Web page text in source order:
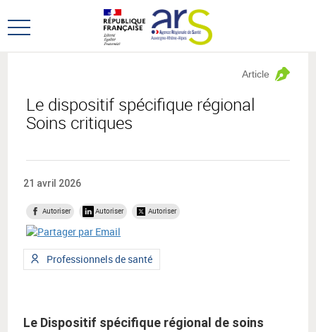
au
menu
au
contenu
Ouvrir
Le dispositif spécifique régional
Soins critiques
Article
21 avril 2026
Autoriser Autoriser Autoriser
Type
de
Professionnels de santé
Le Dispositif spécifique régional de soins